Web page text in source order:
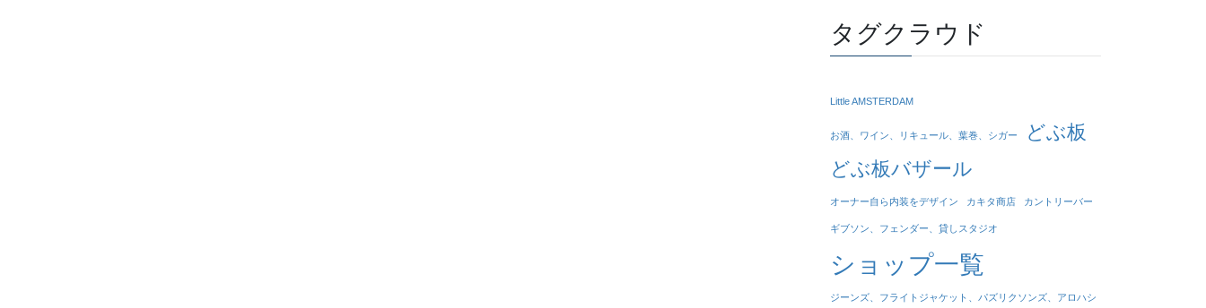
タグクラウド
Little AMSTERDAM
お酒、ワイン、リキュール、葉巻、シガー
どぶ板
どぶ板バザール
オーナー自ら内装をデザイン カキタ商店 カントリーバー
ギブソン、フェンダー、貸しスタジオ
ショップ一覧
ジーンズ、フライトジャケット、パズリクソンズ、アロハシ